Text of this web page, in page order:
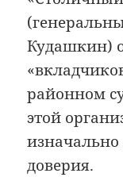
Кудашкин)
районном
этой
доверия.